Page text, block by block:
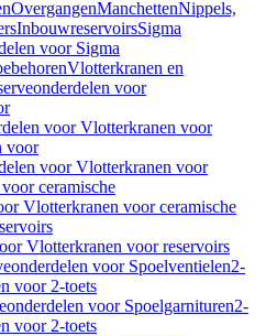
OvergangenManchettenNippels,
InbouwreservoirsSigma
voor Sigma
Vlotterkranen en
voor
voor Vlotterkranen voor
voor
voor Vlotterkranen voor
ceramische
Vlotterkranen voor ceramische
Vlotterkranen voor reservoirs
voor Spoelventielen2-
voor 2-toets
voor Spoelgarnituren2-
voor 2-toets